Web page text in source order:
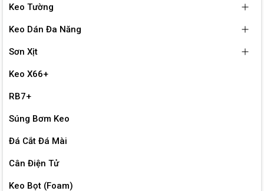
Keo Tường
Keo Dán Đa Năng
Sơn Xịt
Keo X66+
RB7+
Súng Bơm Keo
Đá Cắt Đá Mài
Cân Điện Tử
Keo Bọt (Foam)